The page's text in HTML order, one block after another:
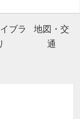
ブラ
地図・交
通